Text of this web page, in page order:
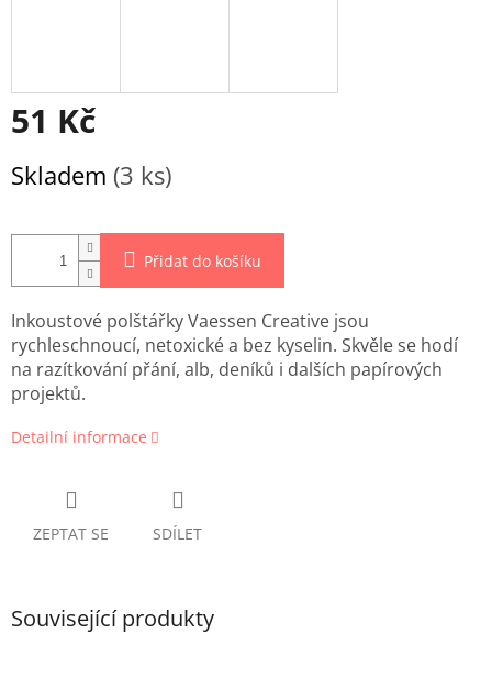
51 Kč
cena:
Skladem (3 ks)
Přidat do košíku
Inkoustové polštářky Vaessen Creative jsou
rychleschnoucí, netoxické a bez kyselin. Skvěle se hodí
na razítkování přání, alb, deníků i dalších papírových
projektů.
Detailní informace
ZEPTAT SE SDÍLET
Související produkty